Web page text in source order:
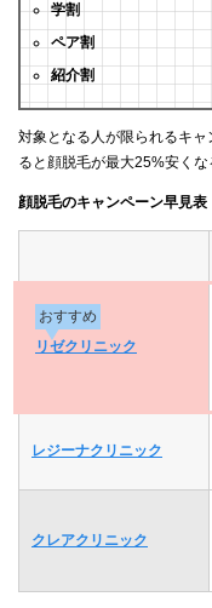
学割
ペア割
紹介割
対象となる人が限られるキ
ると顔脱毛が最大25%安くな
顔脱毛のキャンペーン早見表
おすすめ
リゼクリニック
レジーナクリニック
クレアクリニック